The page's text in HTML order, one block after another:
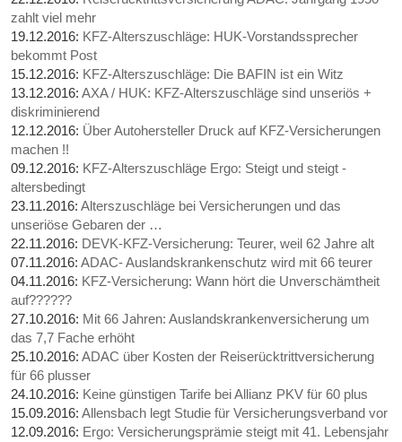
zahlt viel mehr
19.12.2016: KFZ-Alterszuschläge: HUK-Vorstandssprecher
bekommt Post
15.12.2016: KFZ-Alterszuschläge: Die BAFIN ist ein Witz
13.12.2016:AXA / HUK: KFZ-Alterszuschläge sind unseriös +
diskriminierend
12.12.2016: Über Autohersteller Druck auf KFZ-Versicherungen
machen !!
09.12.2016: KFZ-Alterszuschläge Ergo: Steigt und steigt -
altersbedingt
23.11.2016:Alterszuschläge bei Versicherungen und das
unseriöse Gebaren der …
22.11.2016: DEVK-KFZ-Versicherung: Teurer, weil 62 Jahre alt
07.11.2016:ADAC- Auslandskrankenschutz wird mit 66 teurer
04.11.2016: KFZ-Versicherung: Wann hört die Unverschämtheit
auf??????
27.10.2016: Mit 66 Jahren: Auslandskrankenversicherung um
das 7,7 Fache erhöht
25.10.2016:ADAC über Kosten der Reiserücktrittversicherung
für 66 plusser
24.10.2016: Keine günstigen Tarife bei Allianz PKV für 60 plus
15.09.2016:Allensbach legt Studie für Versicherungsverband vor
12.09.2016: Ergo: Versicherungsprämie steigt mit 41. Lebensjahr